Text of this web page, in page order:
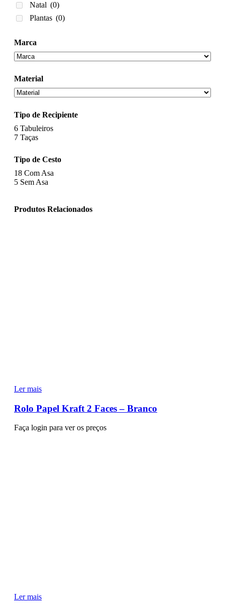
Natal (0)
Plantas (0)
Marca
Material
Tipo de Recipiente
6 Tabuleiros
7 Taças
Tipo de Cesto
18 Com Asa
5 Sem Asa
Produtos Relacionados
Ler mais
Rolo Papel Kraft 2 Faces – Branco
Faça login para ver os preços
Ler mais